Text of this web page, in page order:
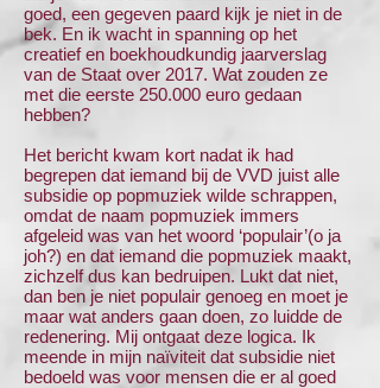
goed, een gegeven paard kijk je niet in de
bek. En ik wacht in spanning op het
creatief en boekhoudkundig jaarverslag
van de Staat over 2017. Wat zouden ze
met die eerste 250.000 euro gedaan
hebben?
Het bericht kwam kort nadat ik had
begrepen dat iemand bij de VVD juist alle
subsidie op popmuziek wilde schrappen,
omdat de naam popmuziek immers
afgeleid was van het woord ‘populair’(o ja
joh?) en dat iemand die popmuziek maakt,
zichzelf dus kan bedruipen. Lukt dat niet,
dan ben je niet populair genoeg en moet je
maar wat anders gaan doen, zo luidde de
redenering. Mij ontgaat deze logica. Ik
meende in mijn naïviteit dat subsidie niet
bedoeld was voor mensen die er al goed